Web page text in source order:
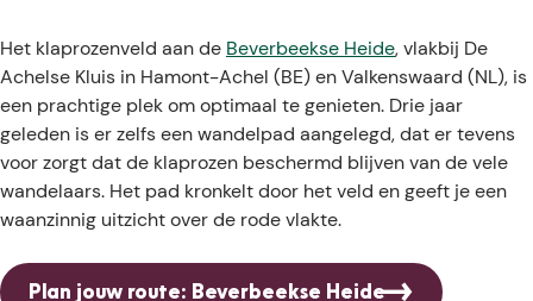
Het klaprozenveld aan de Beverbeekse Heide, vlakbij De
Achelse Kluis in Hamont-Achel (BE) en Valkenswaard (NL), is
een prachtige plek om optimaal te genieten. Drie jaar
geleden is er zelfs een wandelpad aangelegd, dat er tevens
voor zorgt dat de klaprozen beschermd blijven van de vele
wandelaars. Het pad kronkelt door het veld en geeft je een
waanzinnig uitzicht over de rode vlakte.
Plan jouw route: Beverbeekse Heide